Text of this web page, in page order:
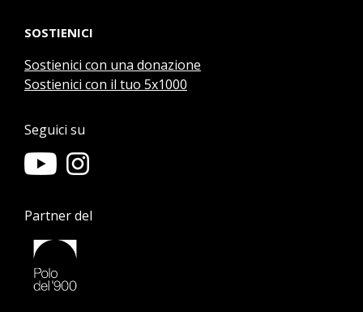
SOSTIENICI
Sostienici con una donazione
Sostienici con il tuo 5x1000
Seguici su
Partner del